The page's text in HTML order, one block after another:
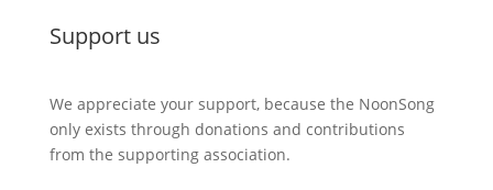
Support us
We appreciate your support, because the NoonSong
only exists through donations and contributions
from the supporting association.